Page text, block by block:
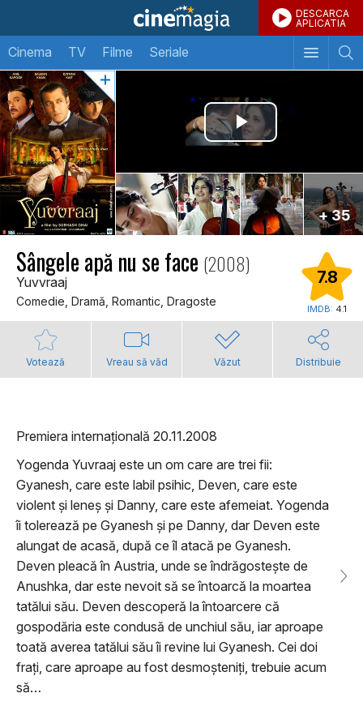
DESCARCA
APLICATIA
Cinema TV Filme Seriale
+ 35
Sângele apă nu se face (2008)
Yuvvraaj
Comedie, Dramă, Romantic, Dragoste
7.8
IMDB: 4.1
Votează Vreau să văd Văzut Distribuie
Premiera internațională 20.11.2008
Yogenda Yuvraaj este un om care are trei fii:
Gyanesh, care este labil psihic, Deven, care este
violent și leneș și Danny, care este afemeiat. Yogenda
îi tolerează pe Gyanesh și pe Danny, dar Deven este
alungat de acasă, după ce îl atacă pe Gyanesh.
Deven pleacă în Austria, unde se îndrăgostește de
Anushka, dar este nevoit să se întoarcă la moartea
tatălui său. Deven descoperă la întoarcere că
gospodăria este condusă de unchiul său, iar aproape
toată averea tatălui său îi revine lui Gyanesh. Cei doi
frați, care aproape au fost desmoșteniți, trebuie acum
să…